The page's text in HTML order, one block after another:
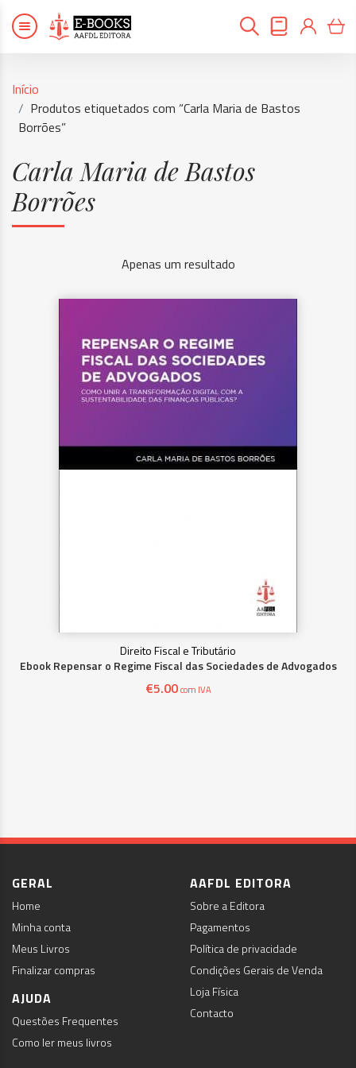
Início
Produtos etiquetados com “Carla Maria de Bastos
Borrões”
Carla Maria de Bastos
Borrões
Apenas um resultado
Direito Fiscal e Tributário
Ebook Repensar o Regime Fiscal das Sociedades de Advogados
€5.00 com IVA
GERAL
Home
Minha conta
Meus Livros
Finalizar compras
AJUDA
Questões Frequentes
Como ler meus livros
AAFDL EDITORA
Sobre a Editora
Pagamentos
Política de privacidade
Condições Gerais de Venda
Loja Física
Contacto